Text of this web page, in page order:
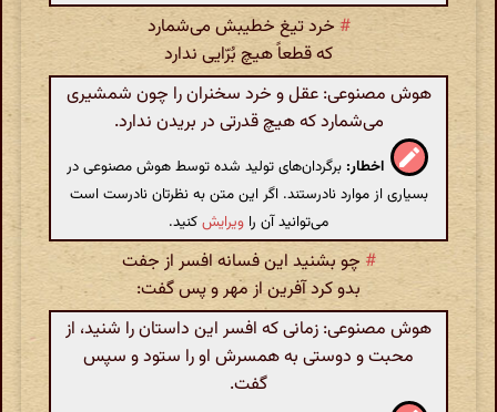
# خرد تیغ خطیبش می‌شمارد
که قطعاً هیچ بُرّایی ندارد
هوش مصنوعی: عقل و خرد سخنران را چون شمشیری
می‌شمارد که هیچ قدرتی در بریدن ندارد.
اخطار: برگردان‌های تولید شده توسط هوش مصنوعی در
بسیاری از موارد نادرستند. اگر این متن به نظرتان نادرست است
می‌توانید آن را ویرایشکنید.
# چو بشنید این فسانه افسر از جفت
بدو کرد آفرین از مهر و پس گفت:
هوش مصنوعی: زمانی که افسر این داستان را شنید، از
محبت و دوستی به همسرش او را ستود و سپس
گفت.